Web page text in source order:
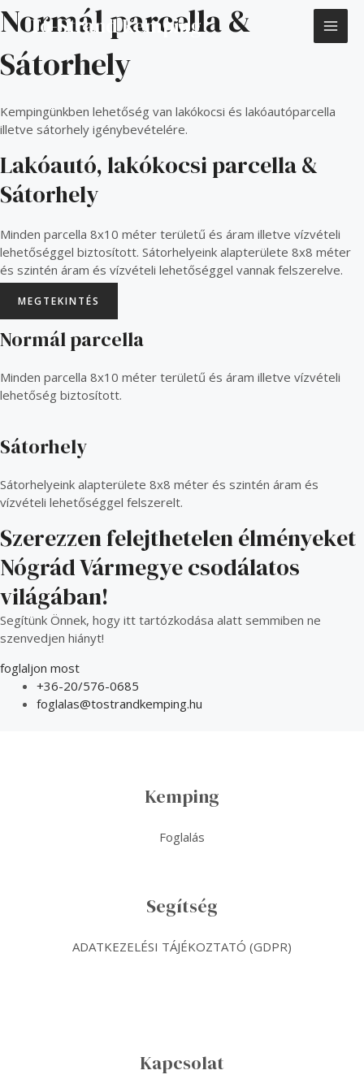
Skip
to
Tó-Strand Kemping
Normál parcella &
Sátorhely
Kempingünkben lehetőség van lakókocsi és lakóautóparcella
illetve sátorhely igénybevételére.
Lakóautó, lakókocsi parcella &
Sátorhely
Minden parcella 8x10 méter területű és áram illetve vízvételi
lehetőséggel biztosított. Sátorhelyeink alapterülete 8x8 méter
és szintén áram és vízvételi lehetőséggel vannak felszerelve.
MEGTEKINTÉS
Normál parcella
Minden parcella 8x10 méter területű és áram illetve vízvételi
lehetőség biztosított.
Sátorhely
Sátorhelyeink alapterülete 8x8 méter és szintén áram és
vízvételi lehetőséggel felszerelt.
Szerezzen felejthetelen élményeket
Nógrád Vármegye csodálatos
világában!
Segítünk Önnek, hogy itt tartózkodása alatt semmiben ne
szenvedjen hiányt!
foglaljon most
+36-20/576-0685
foglalas@tostrandkemping.hu
Kemping
Foglalás
Segítség
ADATKEZELÉSI TÁJÉKOZTATÓ (GDPR)
Kapcsolat